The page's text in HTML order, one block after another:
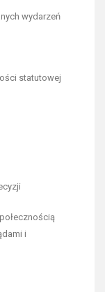
wydarzeń
statutowej
i